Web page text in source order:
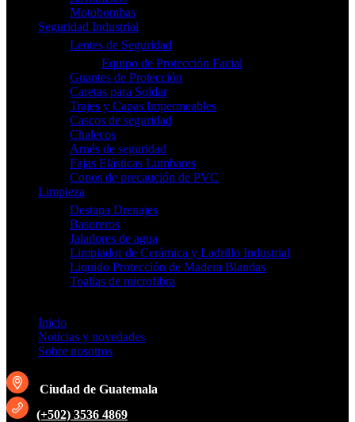
Motobombas
Seguridad Industrial
Lentes de Seguridad
Equipo de Protección Facial
Guantes de Protección
Caretas para Soldar
Trajes y Capas Impermeables
Cascos de seguridad
Chalecos
Arnés de seguridad
Fajas Elásticas Lumbares
Conos de precaución de PVC
Limpieza
Destapa Drenajes
Basureros
Jaladores de agua
Limpiador de Cerámica y Ladrillo Industrial
Liquido Protección de Madera Blandas
Toallas de microfibra
Inicio
Noticias y novedades
Sobre nosotros
Ciudad de Guatemala
(+502) 3536 4869